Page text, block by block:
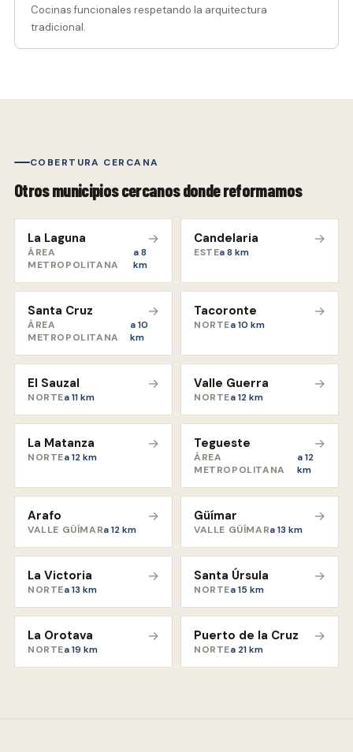
Cocinas funcionales respetando la arquitectura
tradicional.
COBERTURA CERCANA
Otros municipios cercanos donde reformamos
La Laguna
ÁREA
METROPOLITANA
a8
km
→ Candelaria
ESTEa8 km
→
Santa Cruz
ÁREA
METROPOLITANA
a10
km
→ Tacoronte
NORTEa10 km
→
El Sauzal
NORTEa11km
→ Valle Guerra
NORTEa12km
→
La Matanza
NORTEa12km
→ Tegueste
ÁREA
METROPOLITANA
a12
km
→
Arafo
VALLE GÜÍMARa12km
→ Güímar
VALLE GÜÍMARa13 km
→
La Victoria
NORTEa13 km
→ Santa Úrsula
NORTEa15 km
→
La Orotava
NORTEa19 km
→ Puerto de la Cruz
NORTEa 21km
→